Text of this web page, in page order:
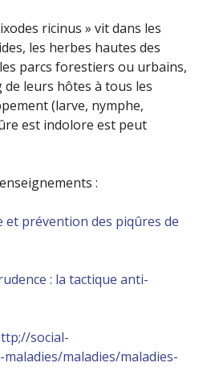
ricinus » vit dans les
les herbes hautes des
parcs forestiers ou urbains,
leurs hôtes à tous les
(larve, nymphe,
est indolore est peut
:
et prévention des piqûres de
: la tactique anti-
social-
maladies/maladies-